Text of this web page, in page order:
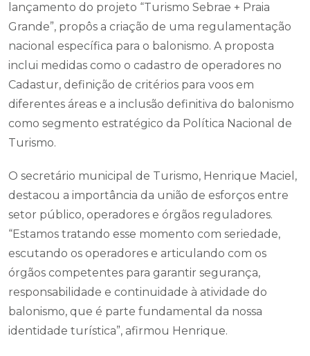
lançamento do projeto “Turismo Sebrae + Praia
Grande”, propôs a criação de uma regulamentação
nacional específica para o balonismo. A proposta
inclui medidas como o cadastro de operadores no
Cadastur, definição de critérios para voos em
diferentes áreas e a inclusão definitiva do balonismo
como segmento estratégico da Política Nacional de
Turismo.
O secretário municipal de Turismo, Henrique Maciel,
destacou a importância da união de esforços entre
setor público, operadores e órgãos reguladores.
“Estamos tratando esse momento com seriedade,
escutando os operadores e articulando com os
órgãos competentes para garantir segurança,
responsabilidade e continuidade à atividade do
balonismo, que é parte fundamental da nossa
identidade turística”, afirmou Henrique.